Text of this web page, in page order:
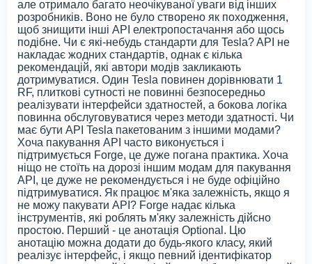
але отримало багато неочікуваної уваги від інших
розробників. Воно не було створено як походження,
щоб знищити інші API електропостачання або щось
подібне. Чи є які-небудь стандарти для Tesla? API не
накладає жодних стандартів, однак є кілька
рекомендацій, які автори модів закликають
дотримуватися. Один Tesla повинен дорівнювати 1
RF, плиткові сутності не повинні безпосередньо
реалізувати інтерфейси здатностей, а бокова логіка
повинна обслуговуватися через методи здатності. Чи
має бути API Tesla пакетованим з іншими модами?
Хоча пакування API часто виконується і
підтримується Forge, це дуже погана практика. Хоча
ніщо не стоїть на дорозі іншим модам для пакування
API, це дуже не рекомендується і не буде офіційно
підтримуватися. Як працює м'яка залежність, якщо я
не можу пакувати API? Forge надає кілька
інструментів, які роблять м'яку залежність дійсно
простою. Перший - це анотація Optional. Цю
анотацію можна додати до будь-якого класу, який
реалізує інтерфейс, і якщо певний ідентифікатор